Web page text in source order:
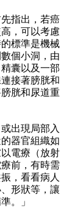
指出，若癌
，可以考慮
標準是機械
個小洞，由
囊以及一部
接著膀胱和
胱和尿道重
出現局部入
器官組織如
電療（放射
前，有時需
，看看病人
形狀等，讓
。」